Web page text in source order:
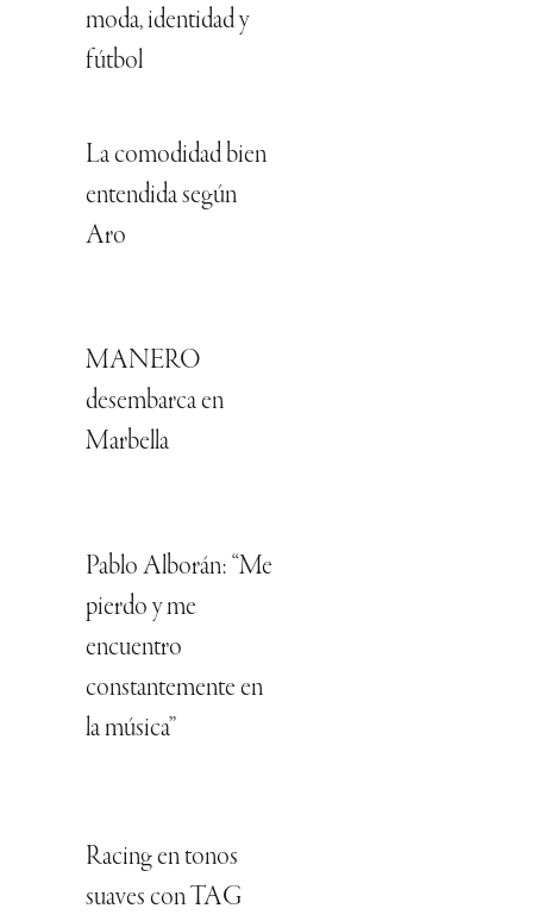
moda, identidad y
fútbol
La comodidad bien
entendida según
Aro
MANERO
desembarca en
Marbella
Pablo Alborán: “Me
pierdo y me
encuentro
constantemente en
la música”
Racing en tonos
suaves con TAG